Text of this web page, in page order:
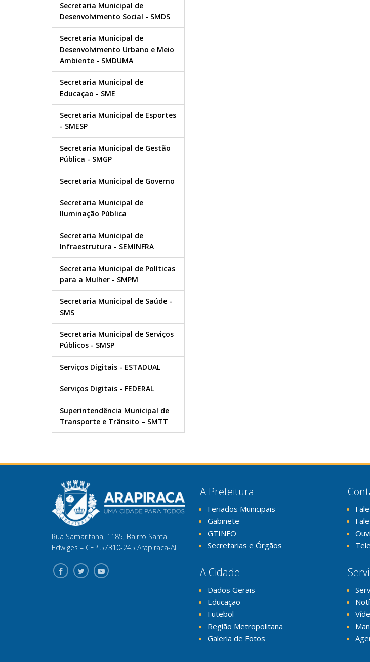
Secretaria Municipal de
Desenvolvimento Social - SMDS
Secretaria Municipal de
Desenvolvimento Urbano e Meio
Ambiente - SMDUMA
Secretaria Municipal de
Educaçao - SME
Secretaria Municipal de Esportes
- SMESP
Secretaria Municipal de Gestão
Pública - SMGP
Secretaria Municipal de Governo
Secretaria Municipal de
Iluminação Pública
Secretaria Municipal de
Infraestrutura - SEMINFRA
Secretaria Municipal de Políticas
para a Mulher - SMPM
Secretaria Municipal de Saúde -
SMS
Secretaria Municipal de Serviços
Públicos - SMSP
Serviços Digitais - ESTADUAL
Serviços Digitais - FEDERAL
Superintendência Municipal de
Transporte e Trânsito – SMTT
Rua Samaritana, 1185, Bairro Santa
Edwiges – CEP 57310-245 Arapiraca-AL
A Prefeitura
Feriados Municipais
Gabinete
GTINFO
Secretarias e Órgãos
A Cidade
Dados Gerais
Educação
Futebol
Região Metropolitana
Galeria de Fotos